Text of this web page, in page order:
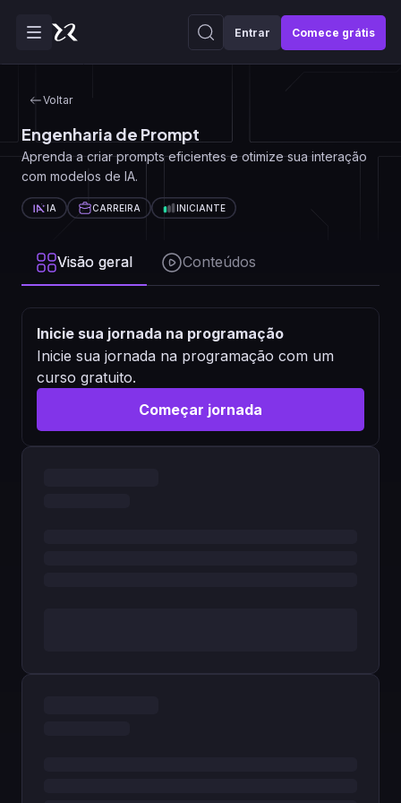
Entrar Comece grátis
Voltar
Engenharia de Prompt
Aprenda a criar prompts eficientes e otimize sua interação
com modelos de IA.
IA CARREIRA INICIANTE
Visão geral Conteúdos
Inicie sua jornada na programação
Inicie sua jornada na programação com um
curso gratuito.
Começar jornada